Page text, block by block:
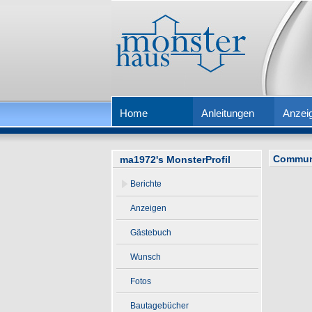
Home Anleitungen
ma1972's MonsterProfil
Berichte
Anzeigen
Gästebuch
Wunsch
Fotos
Bautagebücher